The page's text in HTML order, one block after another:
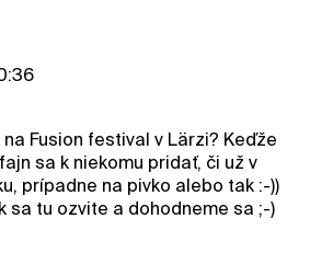
Fusion festival v Lärzi? Keďže
sa k niekomu pridať, či už v
prípadne na pivko alebo tak :-))
sa tu ozvite a dohodneme sa ;-)